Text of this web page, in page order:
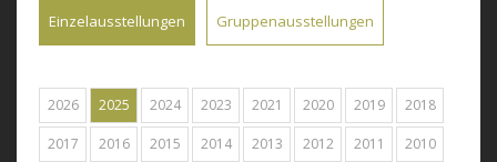
Einzelausstellungen Gruppenausstellungen
2026 2025 2024 2023 2021 2020 2019 2018
2017 2016 2015 2014 2013 2012 2011 2010